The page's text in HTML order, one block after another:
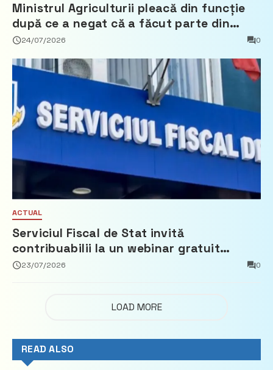
Ministrul Agriculturii pleacă din funcție
după ce a negat că a făcut parte din
Partidul Democrat
24/07/2026 0
ACTUAL
Serviciul Fiscal de Stat invită
contribuabilii la un webinar gratuit
privind calculul impozitului pe bunurile
23/07/2026 0
LOAD MORE
READ ALSO